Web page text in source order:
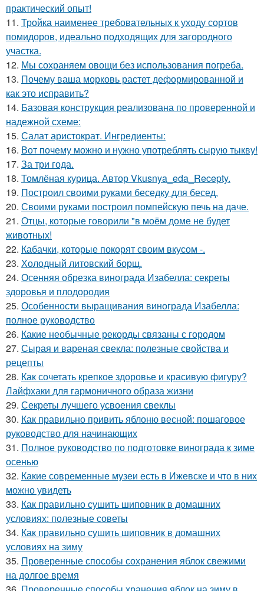
практический опыт!
11. Тройка наименее требовательных к уходу сортов
помидоров, идеально подходящих для загородного
участка.
12. Мы сохраняем овощи без использования погреба.
13. Почему ваша морковь растет деформированной и
как это исправить?
14. Базовая конструкция реализована по проверенной и
надежной схеме:
15. Салат аристократ. Ингредиенты:
16. Вот почему можно и нужно употреблять сырую тыкву!
17. За три года.
18. Томлёная курица. Автор Vkusnya_eda_Recepty.
19. Построил своими руками беседку для бесед.
20. Своими руками построил помпейскую печь на даче.
21. Отцы, которые говорили "в моём доме не будет
животных!
22. Кабачки, которые покорят своим вкусом -.
23. Холодный литовский борщ.
24. Осенняя обрезка винограда Изабелла: секреты
здоровья и плодородия
25. Особенности выращивания винограда Изабелла:
полное руководство
26. Какие необычные рекорды связаны с городом
27. Сырая и вареная свекла: полезные свойства и
рецепты
28. Как сочетать крепкое здоровье и красивую фигуру?
Лайфхаки для гармоничного образа жизни
29. Секреты лучшего усвоения свеклы
30. Как правильно привить яблоню весной: пошаговое
руководство для начинающих
31. Полное руководство по подготовке винограда к зиме
осенью
32. Какие современные музеи есть в Ижевске и что в них
можно увидеть
33. Как правильно сушить шиповник в домашних
условиях: полезные советы
34. Как правильно сушить шиповник в домашних
условиях на зиму
35. Проверенные способы сохранения яблок свежими
на долгое время